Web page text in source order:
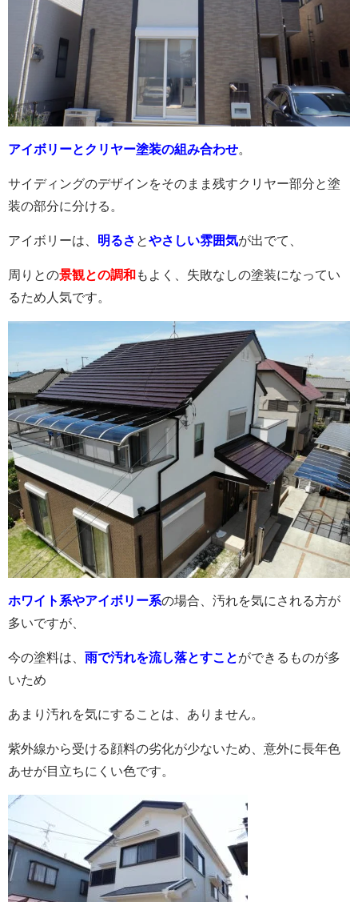
アイボリーとクリヤー塗装の組み合わせ。
サイディングのデザインをそのまま残すクリヤー部分と塗
装の部分に分ける。
アイボリーは、 明るさ とやさしい雰囲気が出でて、
周りとの景観との調和 もよく、失敗なしの塗装になってい
るため人気です。
ホワイト系やアイボリー系の場合、汚れを気にされる方が
多いですが、
今の塗料は、 雨で汚れを流し落とすことができるものが多
いため
あまり汚れを気にすることは、ありません。
紫外線から受ける顔料の劣化が少ないため、意外に長年色
あせが目立ちにくい色です。